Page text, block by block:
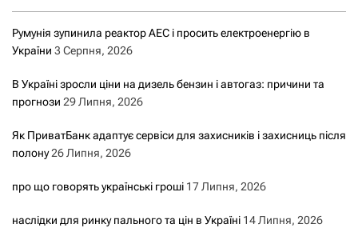
і
я
з
з
а
п
Румунія зупинила реактор АЕС і просить електроенергію в
України 3 Серпня, 2026
В Україні зросли ціни на дизель бензин і автогаз: причини та
прогнози 29 Липня, 2026
Як ПриватБанк адаптує сервіси для захисників і захисниць після
полону26 Липня, 2026
про що говорять українські гроші 17 Липня, 2026
наслідки для ринку пального та цін в Україні 14 Липня, 2026